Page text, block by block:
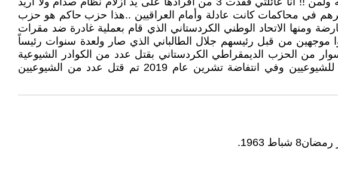
في محاكمات كانت عادلة وأمام العراقيين ..هذا حزب حاكم هو حزب
ومنها الاتحاد الوطني الكردستاني الذي قام بعملية غادرة ضد مقرات
من قبل رئيسهم جلال الطالباني الذي صار ولعدة سنوات رئيساً
من الحزب الديمقراطي الكردستاني بقتل عدد من الكوادر الشيوعية
اواسط السبعينات حينما عادوا للوطن بعد ان كانوا يدرسون في المعاهد الماركسية ولم يعتذر احد منهم للشيوعيين وفي انتفاضة تشرين عام 2019 تم قتل عدد من الشيوعيين
1963.